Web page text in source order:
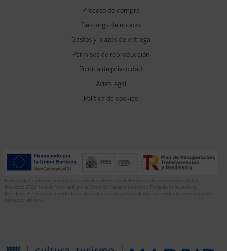
Proceso de compra
Descarga de ebooks
Gastos y plazos de entrega
Permisos de reproducción
Política de privacidad
Aviso legal
Política de cookies
El proyecto “Implementación de herramientas de Gestión Editorial en Ediciones Encuentro, S.A.
anualidad 2022” ha sido financiado por la Dirección General del Libro y Fomento de la Lectura,
Ministerio de Cultura y Deporte. La finalidad de este apoyo es contribuir a la modernización de pymes
del sector del libro.